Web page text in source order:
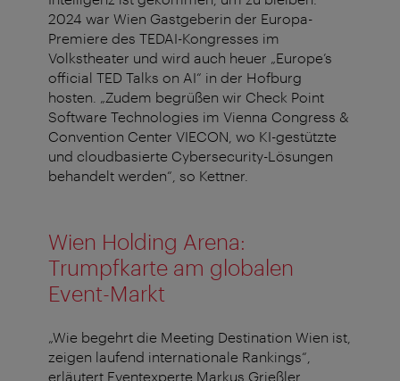
2024 war Wien Gastgeberin der Europa-
Premiere des TEDAI-Kongresses im
Volkstheater und wird auch heuer „Europe’s
official TED Talks on AI“ in der Hofburg
hosten. „Zudem begrüßen wir Check Point
Software Technologies im Vienna Congress &
Convention Center VIECON, wo KI-gestützte
und cloudbasierte Cybersecurity-Lösungen
behandelt werden“, so Kettner.
Wien Holding Arena:
Trumpfkarte am globalen
Event-Markt
„Wie begehrt die Meeting Destination Wien ist,
zeigen laufend internationale Rankings“,
erläutert Eventexperte Markus Grießler,